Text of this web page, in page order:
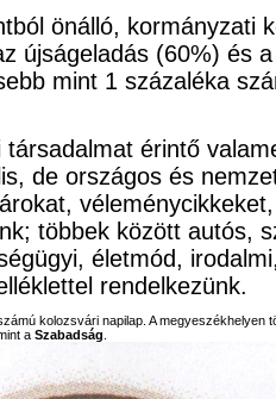
önálló, kormányzati
újságeladás (60%) és
mint 1 százaléka
társadalmat érintő
de országos és
többek között autós,
életmód,
rendelkezünk.
kolozsvári napilap. A megyeszékhelyen
a Szabadság